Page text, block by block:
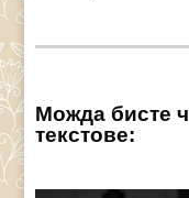
Можда бисте
текстове: